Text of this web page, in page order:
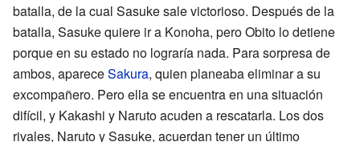
batalla, de la cual Sasuke sale victorioso. Después de la
batalla, Sasuke quiere ir a Konoha, pero Obito lo detiene
porque en su estado no lograría nada. Para sorpresa de
ambos, apareceSakura, quien planeaba eliminar a su
excompañero. Pero ella se encuentra en una situación
difícil, y Kakashi y Naruto acuden a rescatarla. Los dos
rivales, Naruto y Sasuke, acuerdan tener un último